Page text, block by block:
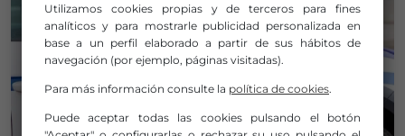
Utilizamos cookies propias y de terceros para fines
analíticos y para mostrarle publicidad personalizada en
base a un perfil elaborado a partir de sus hábitos de
navegación (por ejemplo, páginas visitadas).
Para más información consulte la política de cookies.
Puede aceptar todas las cookies pulsando el botón